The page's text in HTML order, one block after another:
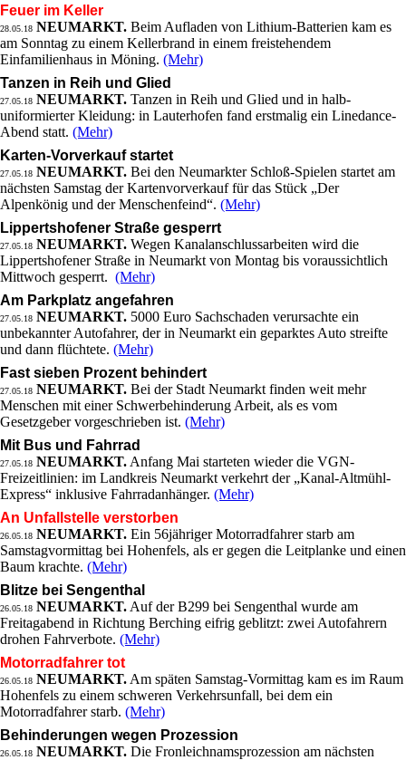
Feuer im Keller
28.05.18 NEUMARKT. Beim Aufladen von Lithium-Batterien kam es
am Sonntag zu einem Kellerbrand in einem freistehendem
Einfamilienhaus in Möning. (Mehr)
Tanzen in Reih und Glied
27.05.18 NEUMARKT. Tanzen in Reih und Glied und in halb-
uniformierter Kleidung: in Lauterhofen fand erstmalig ein Linedance-
Abend statt. (Mehr)
Karten-Vorverkauf startet
27.05.18 NEUMARKT. Bei den Neumarkter Schloß-Spielen startet am
nächsten Samstag der Kartenvorverkauf für das Stück „Der
Alpenkönig und der Menschenfeind“. (Mehr)
Lippertshofener Straße gesperrt
27.05.18 NEUMARKT. Wegen Kanalanschlussarbeiten wird die
Lippertshofener Straße in Neumarkt von Montag bis voraussichtlich
Mittwoch gesperrt. (Mehr)
Am Parkplatz angefahren
27.05.18 NEUMARKT. 5000 Euro Sachschaden verursachte ein
unbekannter Autofahrer, der in Neumarkt ein geparktes Auto streifte
und dann flüchtete. (Mehr)
Fast sieben Prozent behindert
27.05.18 NEUMARKT. Bei der Stadt Neumarkt finden weit mehr
Menschen mit einer Schwerbehinderung Arbeit, als es vom
Gesetzgeber vorgeschrieben ist. (Mehr)
Mit Bus und Fahrrad
27.05.18 NEUMARKT. Anfang Mai starteten wieder die VGN-
Freizeitlinien: im Landkreis Neumarkt verkehrt der „Kanal-Altmühl-
Express“ inklusive Fahrradanhänger. (Mehr)
An Unfallstelle verstorben
26.05.18 NEUMARKT. Ein 56jähriger Motorradfahrer starb am
Samstagvormittag bei Hohenfels, als er gegen die Leitplanke und einen
Baum krachte. (Mehr)
Blitze bei Sengenthal
26.05.18 NEUMARKT. Auf der B299 bei Sengenthal wurde am
Freitagabend in Richtung Berching eifrig geblitzt: zwei Autofahrern
drohen Fahrverbote. (Mehr)
Motorradfahrer tot
26.05.18 NEUMARKT. Am späten Samstag-Vormittag kam es im Raum
Hohenfels zu einem schweren Verkehrsunfall, bei dem ein
Motorradfahrer starb. (Mehr)
Behinderungen wegen Prozession
26.05.18 NEUMARKT. Die Fronleichnamsprozession am nächsten